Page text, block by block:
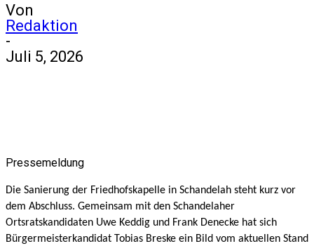
Von
Redaktion
-
Juli 5, 2026
Pressemeldung
Die Sanierung der Friedhofskapelle in Schandelah steht kurz vor
dem Abschluss. Gemeinsam mit den Schandelaher
Ortsratskandidaten Uwe Keddig und Frank Denecke hat sich
Bürgermeisterkandidat Tobias Breske ein Bild vom aktuellen Stand